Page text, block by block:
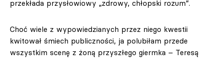
przekłada przysłowiowy „zdrowy, chłopski rozum”.
Choć wiele z wypowiedzianych przez niego kwestii
kwitował śmiech publiczności, ja polubiłam przede
wszystkim scenę z żoną przyszłego giermka – Teresą